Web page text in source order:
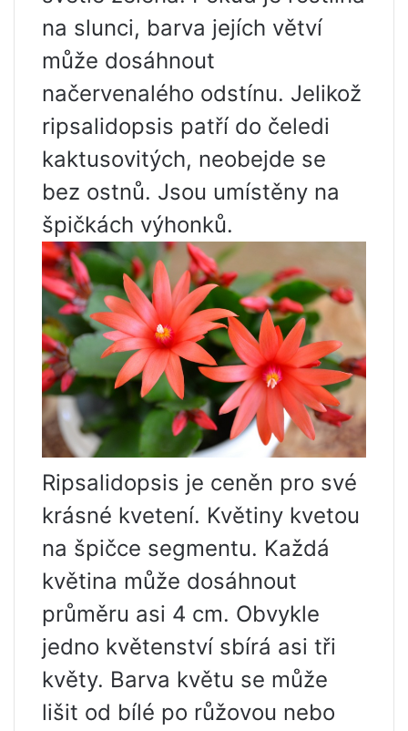
na slunci, barva jejích větví
může dosáhnout
načervenalého odstínu. Jelikož
ripsalidopsis patří do čeledi
kaktusovitých, neobejde se
bez ostnů. Jsou umístěny na
špičkách výhonků.
Ripsalidopsis je ceněn pro své
krásné kvetení. Květiny kvetou
na špičce segmentu. Každá
květina může dosáhnout
průměru asi 4 cm. Obvykle
jedno květenství sbírá asi tři
květy. Barva květu se může
lišit od bílé po růžovou nebo